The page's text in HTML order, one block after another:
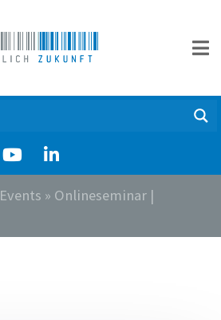
Events » Onlineseminar |